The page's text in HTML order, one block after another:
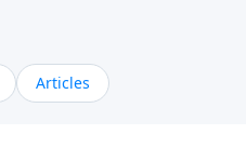
Articles